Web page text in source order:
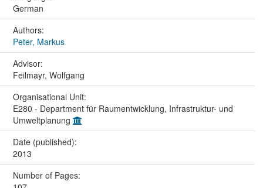
German
Authors:
Peter, Markus
Advisor:
Feilmayr, Wolfgang
Organisational Unit:
E280 - Department für Raumentwicklung, Infrastruktur- und
Umweltplanung
Date (published):
2013
Number of Pages: